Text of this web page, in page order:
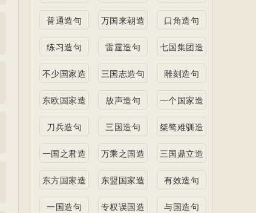
普通造句
万国来朝造
口角造句
练习造句 雷霆造句
七国集团造
不少国家造
三国志造句 雕刻造句
东欧国家造
放声造句
一个国家造
刀兵造句 三国造句
桀骜难驯造
一国之君造
万乘之国造
三国鼎立造
东方国家造
东盟国家造
有效造句
一国造句
专权误国造
与国造句